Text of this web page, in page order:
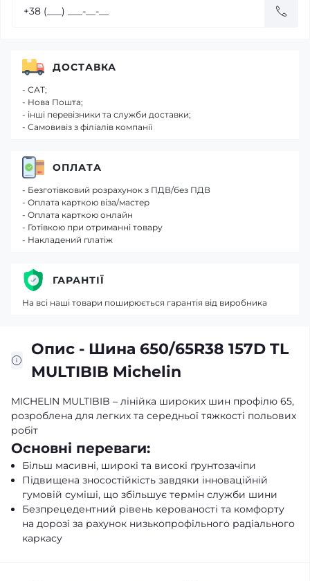
Опис - Шина 650/65R38 157D TL
MULTIBIB Michelin
MICHELIN MULTIBIB – лінійка широких шин профілю 65,
розроблена для легких та середньої тяжкості польових
робіт
Основні переваги:
Більш масивні, широкі та високі ґрунтозачіпи
Підвищена зносостійкість завдяки інноваційній
гумовій суміші, що збільшує термін служби шини
Безпрецедентний рівень керованості та комфорту
на дорозі за рахунок низькопрофільного радіального
каркасу
ДОСТАВКА
- САТ;
- Нова Пошта;
- інші перевізники та служби доставки;
- Самовивіз з філіалів компанії
ОПЛАТА
- Безготівковий розрахунок з ПДВ/без ПДВ
- Оплата карткою віза/мастер
- Оплата карткою онлайн
- Готівкою при отриманні товару
- Накладений платіж
ГАРАНТІЇ
На всі наші товари поширюється гарантія від виробника